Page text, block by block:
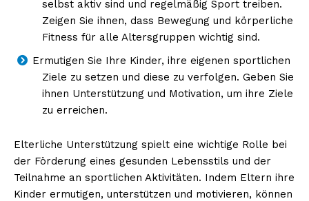
selbst aktiv sind und regelmäßig Sport treiben.
Zeigen Sie ihnen, dass Bewegung und körperliche
Fitness für alle Altersgruppen wichtig sind.
Ermutigen Sie Ihre Kinder, ihre eigenen sportlichen
Ziele zu setzen und diese zu verfolgen. Geben Sie
ihnen Unterstützung und Motivation, um ihre Ziele
zu erreichen.
Elterliche Unterstützung spielt eine wichtige Rolle bei
der Förderung eines gesunden Lebensstils und der
Teilnahme an sportlichen Aktivitäten. Indem Eltern ihre
Kinder ermutigen, unterstützen und motivieren, können